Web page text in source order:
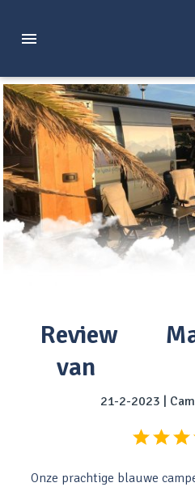
Review
van
21-2-2023
Onze prachtige blauwe